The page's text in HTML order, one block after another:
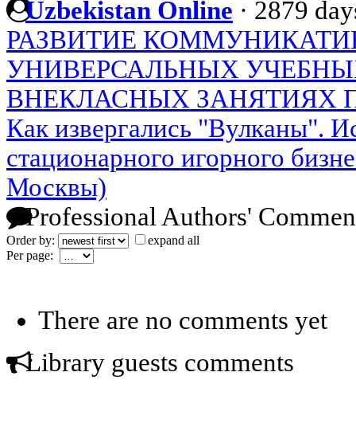
Uzbekistan Online · 2879
РАЗВИТИЕ
УНИВЕРСАЛЬНЫХ
ВНЕКЛАСНЫХ ЗАНЯТИЯХ
Как извергались "Вулканы".
стационарного игорного
Москвы)
Professional Authors'
Order by:
expand all
Per page:
There are no comments yet
Library guests comments